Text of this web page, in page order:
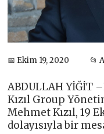
📅 Ekim 19, 2020 📂
ABDULLAH YİĞİT
Kızıl Group
Mehmet Kızıl, 19
dolayısıyla bir